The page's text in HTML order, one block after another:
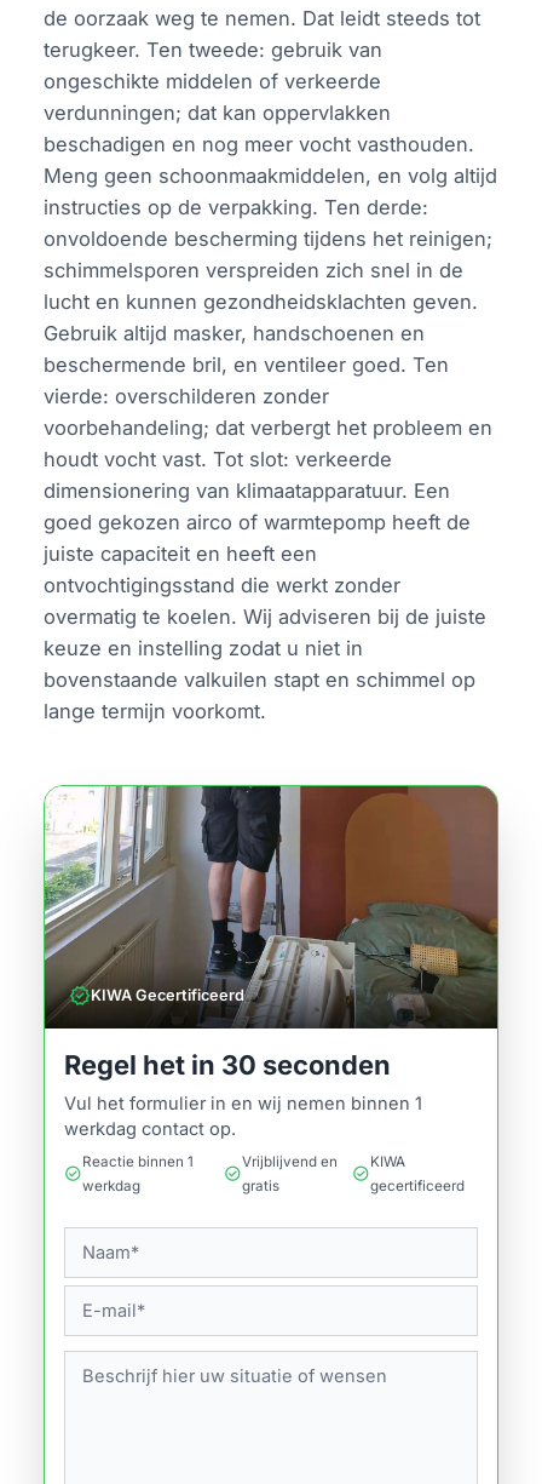
de oorzaak weg te nemen. Dat leidt steeds tot
terugkeer. Ten tweede: gebruik van
ongeschikte middelen of verkeerde
verdunningen; dat kan oppervlakken
beschadigen en nog meer vocht vasthouden.
Meng geen schoonmaakmiddelen, en volg altijd
instructies op de verpakking. Ten derde:
onvoldoende bescherming tijdens het reinigen;
schimmelsporen verspreiden zich snel in de
lucht en kunnen gezondheidsklachten geven.
Gebruik altijd masker, handschoenen en
beschermende bril, en ventileer goed. Ten
vierde: overschilderen zonder
voorbehandeling; dat verbergt het probleem en
houdt vocht vast. Tot slot: verkeerde
dimensionering van klimaatapparatuur. Een
goed gekozen airco of warmtepomp heeft de
juiste capaciteit en heeft een
ontvochtigingsstand die werkt zonder
overmatig te koelen. Wij adviseren bij de juiste
keuze en instelling zodat u niet in
bovenstaande valkuilen stapt en schimmel op
lange termijn voorkomt.
verifiedKIWA Gecertificeerd
Regel het in 30 seconden
Vul het formulier in en wij nemen binnen 1
werkdag contact op.
check_circle
Reactie binnen 1
werkdag
check_circle
Vrijblijvend en
gratis
check_circle
KIWA
gecertificeerd